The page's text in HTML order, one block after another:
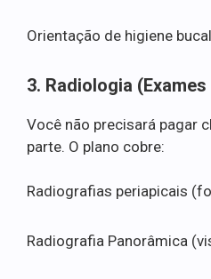
Orientação de higiene
3. Radiologia
Você não precisará pagar
parte. O plano cobre:
Radiografias periapicais
Radiografia Panorâmica